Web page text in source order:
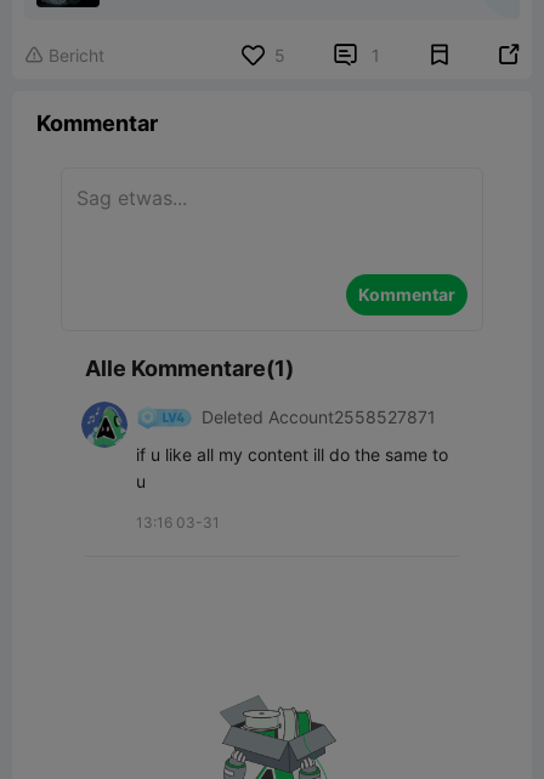
 Bericht 5  1 
Kommentar
Kommentar
Alle Kommentare(1)
Deleted Account2558527871
if u like all my content ill do the same to
u
13:16 03-31